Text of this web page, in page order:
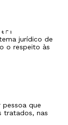
no
jurídico de
o respeito às
pessoa que
tratados, nas